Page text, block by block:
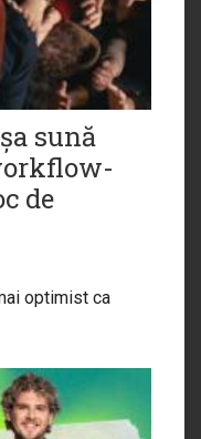
sună
de
optimist ca